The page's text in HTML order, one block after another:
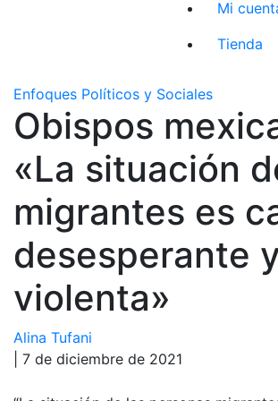
Mi
Tienda
Enfoques Políticos y Sociales
Obispos
«La situación
migrantes es
desesperante
violenta»
Alina Tufani
| 7 de diciembre de 2021